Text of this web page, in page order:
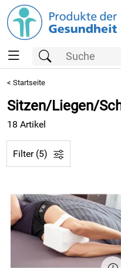
< Startseite
Sitzen/Liegen/
18 Artikel
Filter (5)